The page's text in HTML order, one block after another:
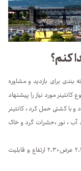
کنم؟
بندی برای بازدید و مشاوره
مورد نیاز را پیشنهاد
و با کشتی حمل کرد ، کانتینر
آب ، نور ،حشرات گرد و خاک
( اصطلاحا کوچک ) با ابعاد 6متر طول ۲.۳۰ عرض ۲.۳۰ ارتفاع و قابلیت